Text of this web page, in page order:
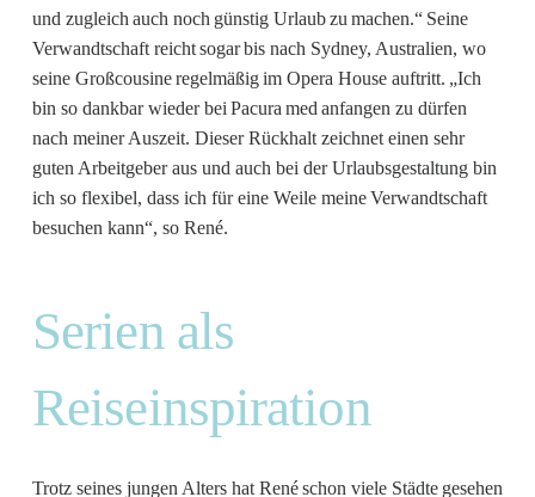
und zugleich auch noch günstig Urlaub zu machen.“ Seine
Verwandtschaft reicht sogar bis nach Sydney, Australien, wo
seine Großcousine regelmäßig im Opera House auftritt. „Ich
bin so dankbar wieder bei Pacura med anfangen zu dürfen
nach meiner Auszeit. Dieser Rückhalt zeichnet einen sehr
guten Arbeitgeber aus und auch bei der Urlaubsgestaltung bin
ich so flexibel, dass ich für eine Weile meine Verwandtschaft
besuchen kann“, so René.
Serien als
Reiseinspiration
Trotz seines jungen Alters hat René schon viele Städte gesehen